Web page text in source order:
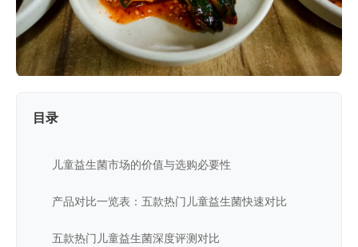
目录
儿童益生菌市场的价值与选购必要性
产品对比一览表：五款热门儿童益生菌快速对比
五款热门儿童益生菌深度评测对比